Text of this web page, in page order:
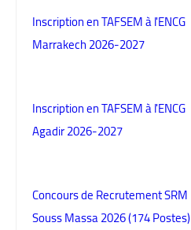
Inscription en TAFSEM à l'ENCG
Marrakech 2026-2027
Inscription en TAFSEM à l'ENCG
Agadir 2026-2027
Concours de Recrutement SRM
Souss Massa 2026 (174 Postes)